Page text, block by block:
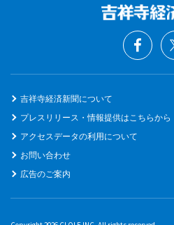
吉祥寺経済新聞について
プレスリリース・情報提供はこちらから
アクセスデータの利用について
お問い合わせ
広告のご案内